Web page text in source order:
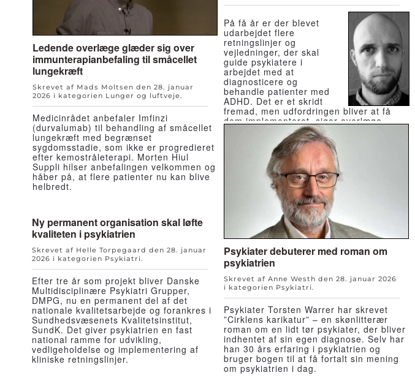
Ledende overlæge glæder sig over
immunterapianbefaling til småcellet
lungekræft
Skrevet af Mads Moltsen den 28. januar
2026 i kategorien Lunger og luftveje.
Medicinrådet anbefaler Imfinzi
(durvalumab) til behandling af småcellet
lungekræft med begrænset
sygdomsstadie, som ikke er progredieret
efter kemostråleterapi. Morten Hiul
Suppli hilser anbefalingen velkommen og
håber på, at flere patienter nu kan blive
helbredt.
På få år er der blevet
udarbejdet flere
retningslinjer og
vejledninger, der skal
guide psykiatere i
arbejdet med at
diagnosticere og
behandle patienter med
ADHD. Det er et skridt
fremad, men udfordringen bliver at få
dem implementeret, siger overlæge
Psykiater debuterer med roman om
psykiatrien
Skrevet af Anne Westh den 28. januar 2026
i kategorien Psykiatri .
Psykiater Torsten Warrer har skrevet
”Cirklens karikatur” – en skønlitterær
roman om en lidt tør psykiater, der bliver
indhentet af sin egen diagnose. Selv har
han 30 års erfaring i psykiatrien og
bruger bogen til at få fortalt sin mening
om psykiatrien i dag.
Ny permanent organisation skal løfte
kvaliteten i psykiatrien
Skrevet af Helle Torpegaard den 28. januar
2026 i kategorien Psykiatri .
Efter tre år som projekt bliver Danske
Multidisciplinære Psykiatri Grupper,
DMPG, nu en permanent del af det
nationale kvalitetsarbejde og forankres i
Sundhedsvæsenets Kvalitetsinstitut,
SundK. Det giver psykiatrien en fast
national ramme for udvikling,
vedligeholdelse og implementering af
kliniske retningslinjer.